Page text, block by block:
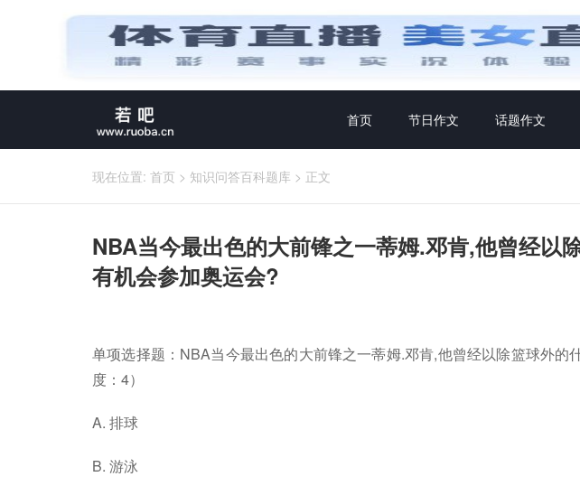
首页 节日作文 话题作文
现在位置: 首页 > 知识问答百科题库 > 正文
NBA当今最出色的大前锋之一蒂姆.邓肯,他曾经以
有机会参加奥运会?
单项选择题：NBA当今最出色的大前锋之一蒂姆.邓肯,他曾经以除篮球外的
度：4）
A. 排球
B. 游泳